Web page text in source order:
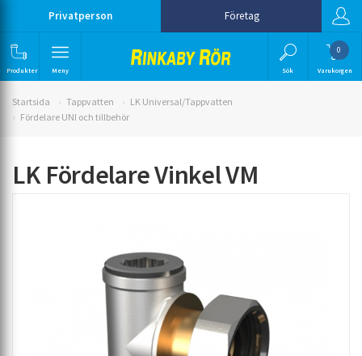
Privatperson Företag
Produkter Meny Sök
0
Varukorgen
Startsida Tappvatten
LK Universal/Tappvatten
Fördelare UNI och tillbehör
LK Fördelare Vinkel VM